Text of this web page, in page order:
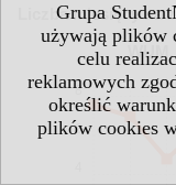
Grupa
używają plików
celu
reklamowych
określić
plików cookies
Liczba miesięcy na
6
8